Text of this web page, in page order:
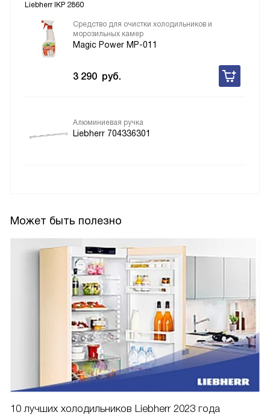
Может быть полезно
10 лучших холодильников Liebherr 2023 года
Liebherr IKP 2860
Средство для очистки холодильников и
морозильных камер
Magic Power MP-011
3 290 руб.
Алюминиевая ручка
Liebherr 704336301